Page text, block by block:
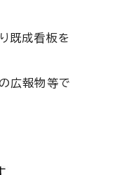
既成看板を
広報物等で